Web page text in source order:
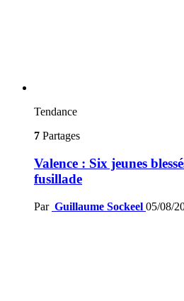
Tendance
7 Partages
Valence : Six jeunes
fusillade
Par Guillaume Sockeel 05/08/